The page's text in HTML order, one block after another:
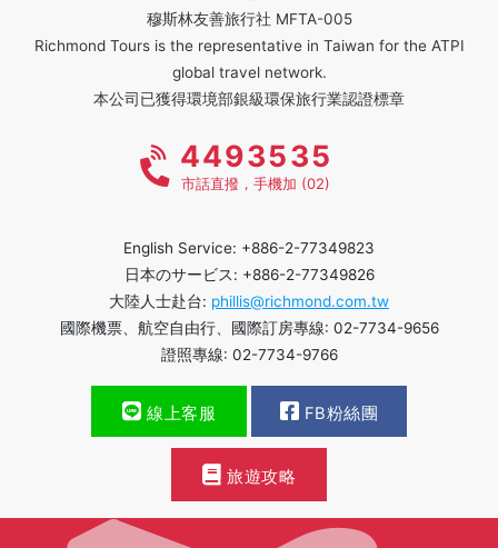
穆斯林友善旅行社 MFTA-005
Richmond Tours is the representative in Taiwan for the ATPI
global travel network.
本公司已獲得環境部銀級環保旅行業認證標章
4493535
市話直撥，手機加 (02)
English Service: +886-2-77349823
日本のサービス: +886-2-77349826
大陸人士赴台: phillis@richmond.com.tw
國際機票、航空自由行、國際訂房專線: 02-7734-9656
證照專線: 02-7734-9766
線上客服 FB粉絲團
旅遊攻略